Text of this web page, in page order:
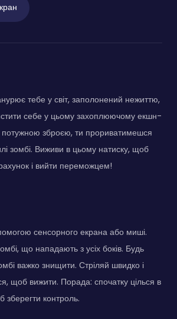
тебе у світ, заполонений нежиттю,
себе у цьому захоплюючому екшн-
потужною зброєю, ти прориватимешся
зомбі. Виживи в цьому натиску, щоб
і вийти переможцем!
сенсорного екрана або миші.
що нападають з усіх боків. Будь
важко знищити. Стріляй швидко і
щоб вижити. Порада: спочатку цілься в
контроль.